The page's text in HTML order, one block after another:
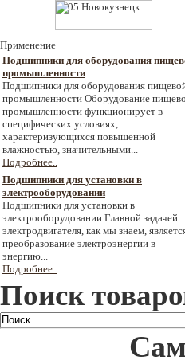
Применение
Подшипники для оборудования
промышленности
Подшипники для оборудования
промышленности Оборудование
промышленности функционирует в
специфических условиях,
характеризующихся повышенной
влажностью, значительными...
Подробнее..
Подшипники для установки в
электрооборудовании
Подшипники для установки в
электрооборудовании Главной задачей
электродвигателя, как мы знаем,
преобразование электроэнергии в
энергию...
Подробнее..
Поиск